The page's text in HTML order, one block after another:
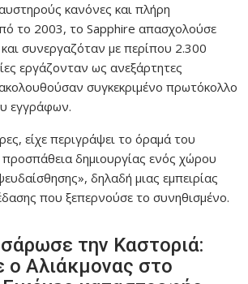
κανόνες και πλήρη
το 2003, το Sapphire απασχολούσε
συνεργαζόταν με περίπου 2.300
εργάζονταν ως ανεξάρτητες
συγκεκριμένο πρωτόκολλο
εγγράφων.
είχε περιγράψει το όραμά του
δημιουργίας ενός χώρου
δηλαδή μιας εμπειρίας
που ξεπερνούσε το συνηθισμένο.
την Καστοριά:
ο Αλιάκμονας στο